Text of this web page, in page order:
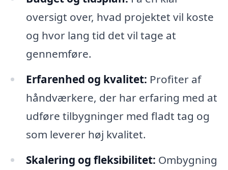
oversigt over, hvad projektet vil koste
og hvor lang tid det vil tage at
gennemføre.
Erfarenhed og kvalitet: Profiter af
håndværkere, der har erfaring med at
udføre tilbygninger med fladt tag og
som leverer høj kvalitet.
Skalering og fleksibilitet: Ombygning